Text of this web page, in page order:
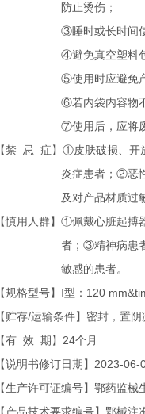
防止烫伤；
③睡时或长时间使用，
④避免真空塑料包装袋
⑤使用时应避免产品
⑥若内袋内容物不慎接触
⑦使用后，应将废弃的
【禁 忌 症】①皮肤破损、开
炎症患者；②恶性肿瘤、
及对产品材质过敏
【慎用人群】①佩戴心脏起
者；③精神病患者；④体
敏感的患者。
【规格型号】Ⅰ型：120
【贮存/运输条件】密封，置
【有 效 期】24个月
【说明书修订日期】2023-06-
【生产许可证编号】鄂药监